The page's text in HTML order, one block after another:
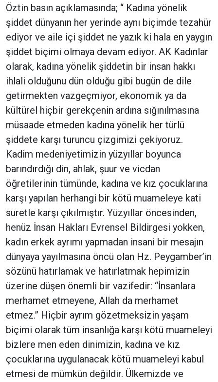
Öztin basın açıklamasında; “ Kadına yönelik
şiddet dünyanın her yerinde aynı biçimde tezahür
ediyor ve aile içi şiddet ne yazık ki hala en yaygın
şiddet biçimi olmaya devam ediyor. AK Kadınlar
olarak, kadına yönelik şiddetin bir insan hakkı
ihlali olduğunu dün olduğu gibi bugün de dile
getirmekten vazgeçmiyor, ekonomik ya da
kültürel hiçbir gerekçenin ardına sığınılmasına
müsaade etmeden kadına yönelik her türlü
şiddete karşı turuncu çizgimizi çekiyoruz.
Kadim medeniyetimizin yüzyıllar boyunca
barındırdığı din, ahlak, şuur ve vicdan
öğretilerinin tümünde, kadına ve kız çocuklarına
karşı yapılan herhangi bir kötü muameleye kati
suretle karşı çıkılmıştır. Yüzyıllar öncesinden,
henüz İnsan Hakları Evrensel Bildirgesi yokken,
kadın erkek ayrımı yapmadan insani bir mesajın
dünyaya yayılmasına öncü olan Hz. Peygamber’in
sözünü hatırlamak ve hatırlatmak hepimizin
üzerine düşen önemli bir vazifedir: “İnsanlara
merhamet etmeyene, Allah da merhamet
etmez.” Hiçbir ayrım gözetmeksizin yaşam
biçimi olarak tüm insanlığa karşı kötü muameleyi
bizlere men eden dinimizin, kadına ve kız
çocuklarına uygulanacak kötü muameleyi kabul
etmesi de mümkün değildir. Ülkemizde ve